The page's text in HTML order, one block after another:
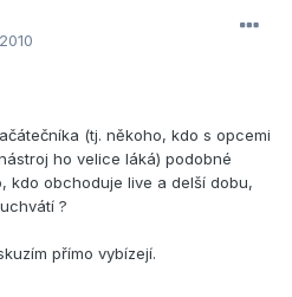
(tj. někoho, kdo s opcemi
ho velice láká) podobné
kdo obchoduje live a delší dobu,
?
přímo vybízejí.